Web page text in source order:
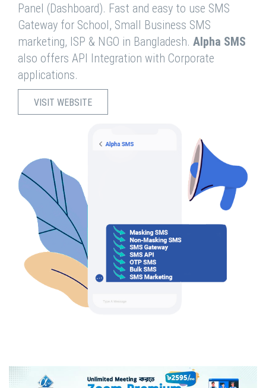
Panel (Dashboard). Fast and easy to use SMS
Gateway for School, Small Business SMS
marketing, ISP & NGO in Bangladesh. Alpha SMS
also offers API Integration with Corporate
applications.
VISIT WEBSITE